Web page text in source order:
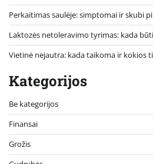
Perkaitimas saulėje: simptomai ir skubi
Laktozės netoleravimo tyrimas: kada
Vietinė nejautra: kada taikoma ir kokios
Kategorijos
Be kategorijos
Finansai
Grožis